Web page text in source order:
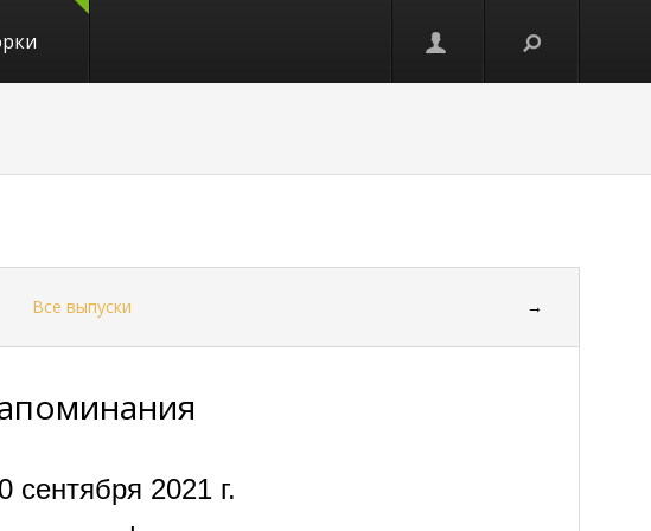
Все выпуски →
2021 г.